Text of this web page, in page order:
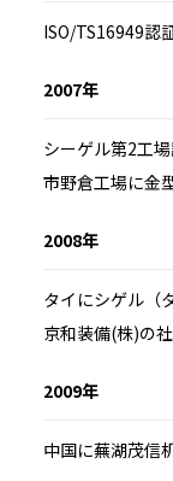
ISO/TS16949認
2007年
シーゲル第2工
市野倉工場に金
2008年
タイにシゲル（
京和装備(株)の
2009年
中国に蕪湖茂信